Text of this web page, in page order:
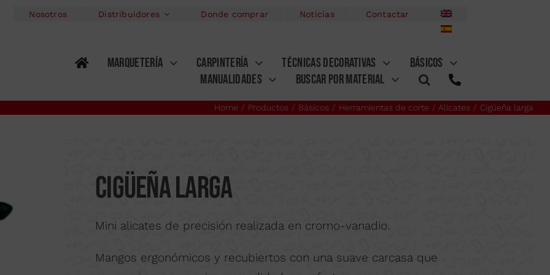
Nosotros Distribuidores Donde comprar Noticias Contactar
MARQUETERÍA
SIERRAS DE MARQUETERÍA SIERRAS CON PIVOTES SIERRAS DE MECÁNICO
CARPINTERÍA
MINI SERRUCHOS SERRUCHOS
TÉCNICAS DECORATIVAS
AEROGRAFÍA AERÓGRAFOS COMPLEMENTOS
PIROGRABADORES
LÁPICES GRABADORES COMPLEMENTOS
BÁSICOS
KITS MINI BRIC ACCESORIOS
SOLDADORES
MANUALIDADES
Kits Maquetas
BUSCAR POR MATERIAL
Home Productos Básicos Herramientas de corte Alicates Cigüeña larga
Cigüeña larga
Mini alicates de precisión realizada en cromo-vanadio.
Mangos ergonómicos y recubiertos con una suave carcasa que